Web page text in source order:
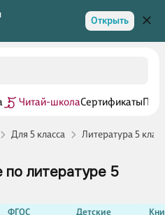
Открыть
Читай-школаСертификаты
Для 5 класса Литература 5 класс
по литературе 5
ФГОС
Детские